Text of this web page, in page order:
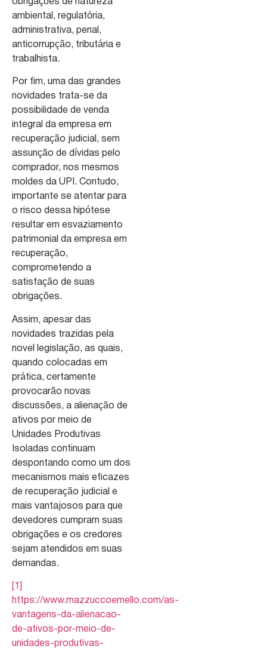
obrigações de natureza
ambiental, regulatória,
administrativa, penal,
anticorrupção, tributária e
trabalhista.
Por fim, uma das grandes
novidades trata-se da
possibilidade de venda
integral da empresa em
recuperação judicial, sem
assunção de dívidas pelo
comprador, nos mesmos
moldes da UPI. Contudo,
importante se atentar para
o risco dessa hipótese
resultar em esvaziamento
patrimonial da empresa em
recuperação,
comprometendo a
satisfação de suas
obrigações.
Assim, apesar das
novidades trazidas pela
novel legislação, as quais,
quando colocadas em
prática, certamente
provocarão novas
discussões, a alienação de
ativos por meio de
Unidades Produtivas
Isoladas continuam
despontando como um dos
mecanismos mais eficazes
de recuperação judicial e
mais vantajosos para que
devedores cumpram suas
obrigações e os credores
sejam atendidos em suas
demandas.
[1]
https://www.mazzuccoemello.com/as-
vantagens-da-alienacao-
de-ativos-por-meio-de-
unidades-produtivas-